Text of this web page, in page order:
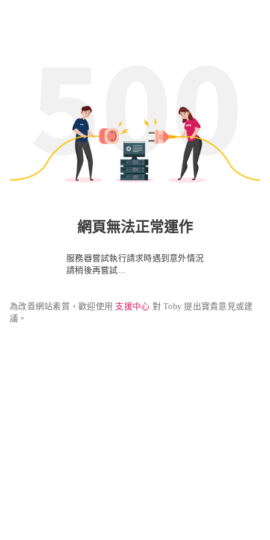
網頁無法正常運作
服務器嘗試執行請求時遇到意外情況
請稍後再嘗試...
為改善網站素質，歡迎使用 支援中心 對 Toby 提出寶貴意見或建
議。